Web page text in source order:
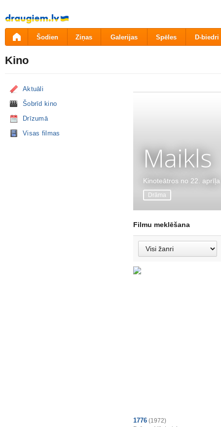
Pāriet
uz
saturu
Šodien Ziņas Galerijas Spēles D-biedri
Kino
Aktuāli
Šobrīd kino
Drīzumā
Visas filmas
Maikls
Kinoteātros no 22. aprīļa
Drāma
Filmu meklēšana
1776 (1972)